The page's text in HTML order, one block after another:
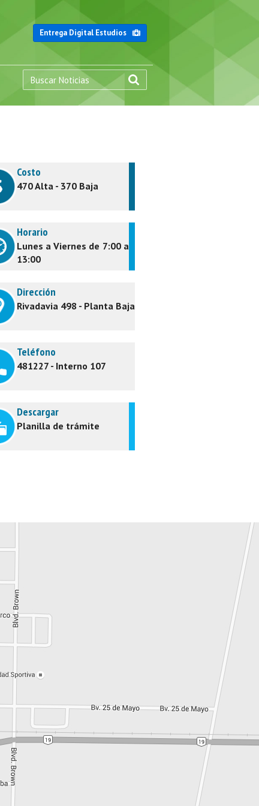
Entrega Digital Estudios
Costo
470 Alta - 370 Baja
Horario
Lunes a Viernes de 7:00 a
13:00
Dirección
Rivadavia 498 - Planta Baja
Teléfono
481227 - Interno 107
Descargar
Planilla de trámite